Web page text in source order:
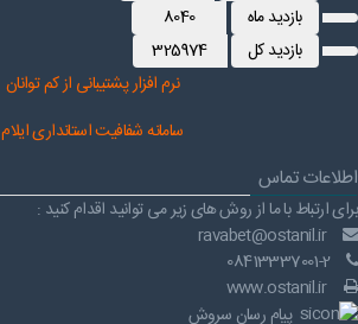
بازدید ماه
8040
بازدید کل
325974
نرم افزار پشتیبانی از کم توانان
سامانه شفافیت استانداری ایلام
اطلاعات تماس
برای ارتباط با ما از روش های زیر می توانید اقدام کنید :
ravabet@ostanil.ir
www.ostanil.ir
پیام رسان سروش